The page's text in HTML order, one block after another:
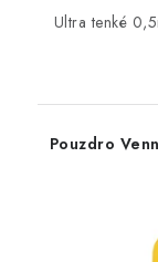
Ultra tenké
Pouzdro